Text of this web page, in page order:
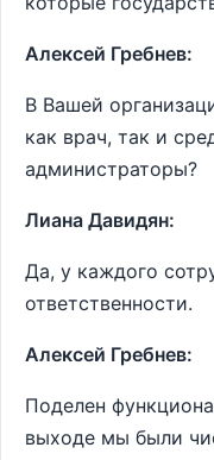
Алексей Гребнев:
В Вашей
как врач, так и
администраторы?
Лиана Давидян:
Да, у каждого
ответственности.
Алексей Гребнев:
Поделен
выходе мы были